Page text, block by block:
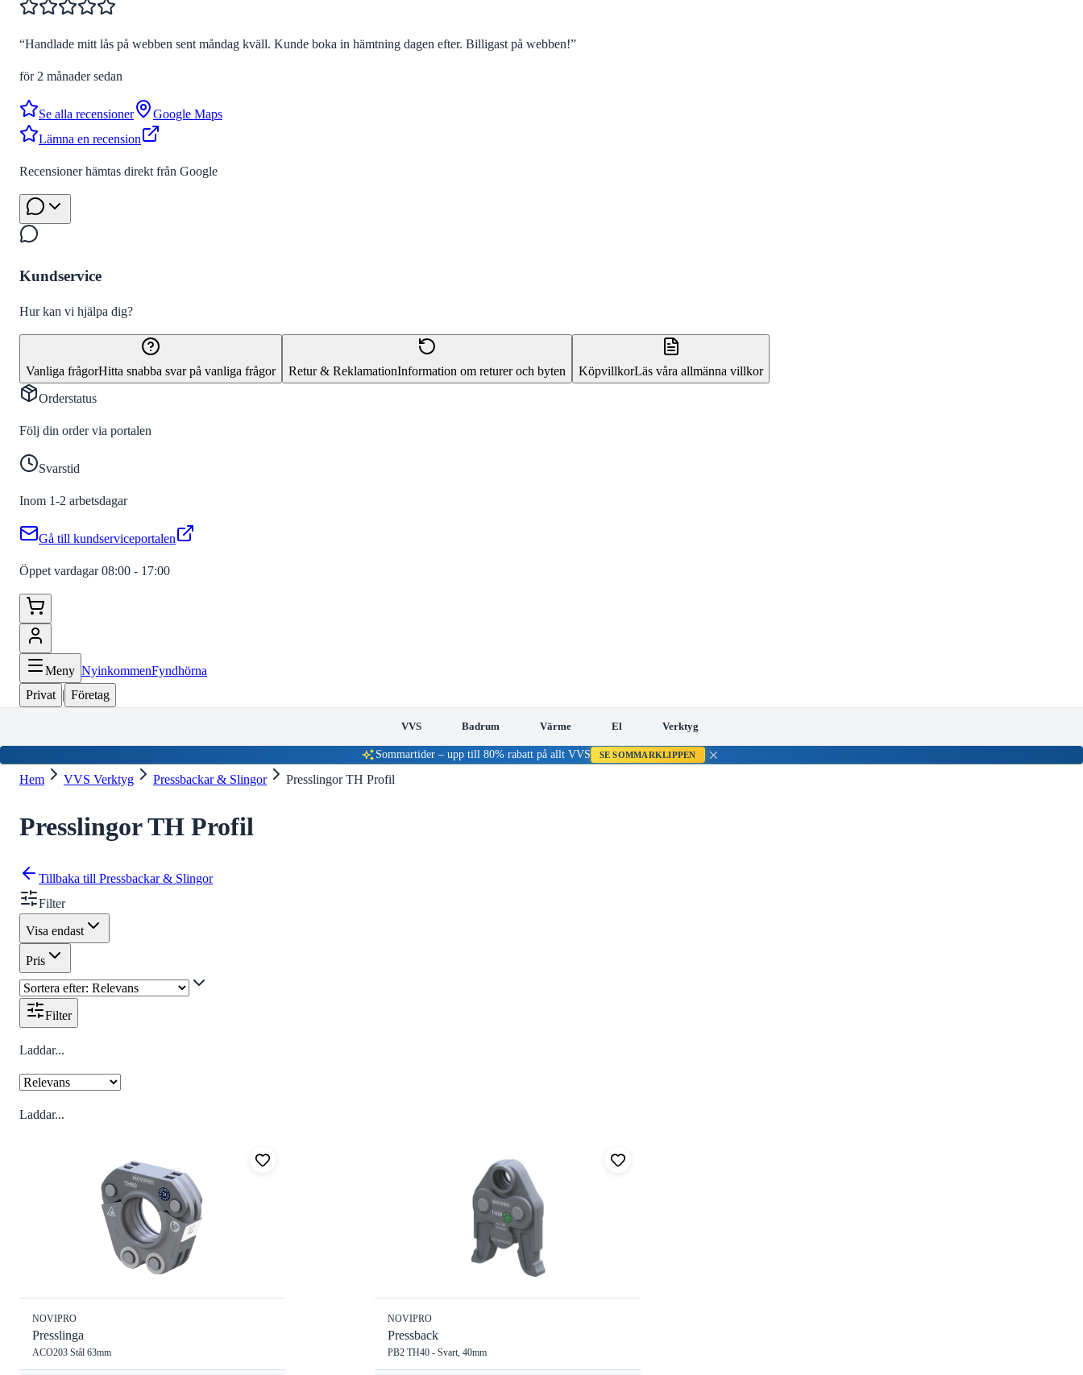
“Handlade mitt lås på webben sent måndag kväll. Kunde boka in hämtning dagen efter. Billigast på webben!”
för 2 månader sedan
Se alla recensioner
Google Maps
Lämna en recension
Recensioner hämtas direkt från Google
Kundservice
Hur kan vi hjälpa dig?
Vanliga frågorHitta snabba svar på vanliga frågor Retur & ReklamationInformation om returer och byten KöpvillkorLäs våra allmänna villkor
Orderstatus
Följ din order via portalen
Svarstid
Inom 1-2 arbetsdagar
Gå till kundserviceportalen
Öppet vardagar 08:00 - 17:00
Meny NyinkommenFyndhörna
Privat | Företag
VVS Badrum Värme El Verktyg
Sommartider – upp till 80% rabatt på allt VVS SE SOMMARKLIPPEN
Hem VVS Verktyg Pressbackar & Slingor Presslingor TH Profil
Presslingor TH Profil
Tillbaka till Pressbackar & Slingor
Filter
Visa endast
Pris
Filter
Laddar...
Laddar...
NOVIPRO
Presslinga
ACO203 Stål 63mm
NOVIPRO
Pressback
PB2 TH40 - Svart, 40mm